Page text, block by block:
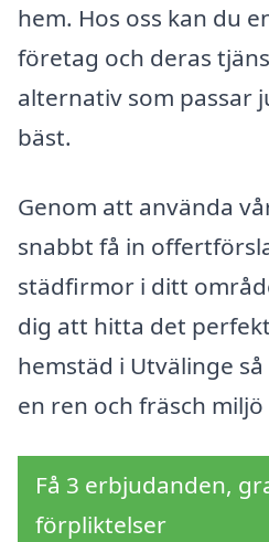
hem. Hos oss kan du
företag och deras
alternativ som passar
bäst.
Genom att använda
snabbt få in
städfirmor i ditt
dig att hitta det
hemstäd i Utvälinge
en ren och fräsch
Få 3 erbjudanden,
förpliktelser